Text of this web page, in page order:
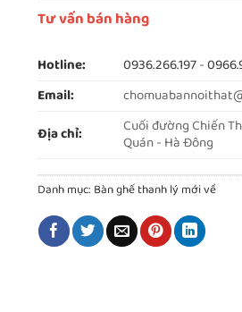
Tư vấn bán hàng
Hotline: 0936.266.197-
Email:
Địa chỉ:
Cuối đường Chiến
Quán - Hà Đông
Danh mục: Bàn ghế thanh lý mới về